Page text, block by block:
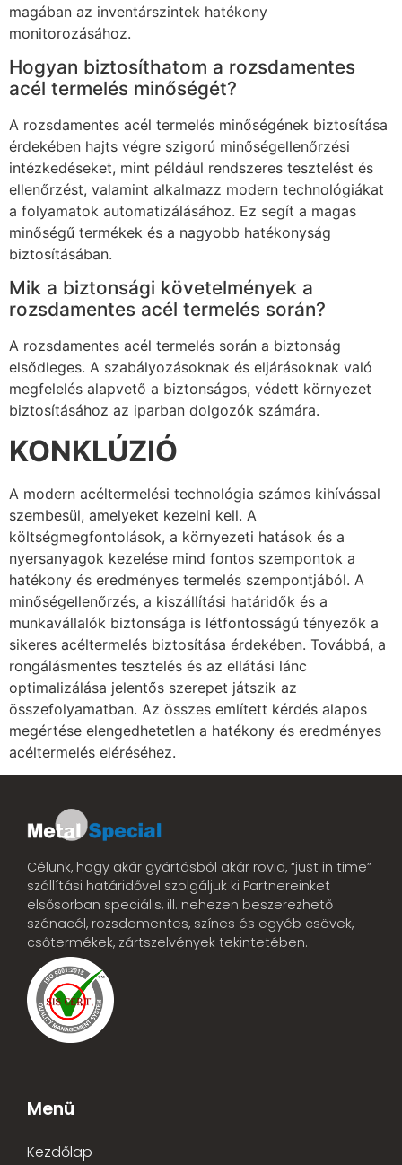
magában az inventárszintek hatékony
monitorozásához.
Hogyan biztosíthatom a rozsdamentes
acél termelés minőségét?
A rozsdamentes acél termelés minőségének biztosítása
érdekében hajts végre szigorú minőségellenőrzési
intézkedéseket, mint például rendszeres tesztelést és
ellenőrzést, valamint alkalmazz modern technológiákat
a folyamatok automatizálásához. Ez segít a magas
minőségű termékek és a nagyobb hatékonyság
biztosításában.
Mik a biztonsági követelmények a
rozsdamentes acél termelés során?
A rozsdamentes acél termelés során a biztonság
elsődleges. A szabályozásoknak és eljárásoknak való
megfelelés alapvető a biztonságos, védett környezet
biztosításához az iparban dolgozók számára.
KONKLÚZIÓ
A modern acéltermelési technológia számos kihívással
szembesül, amelyeket kezelni kell. A
költségmegfontolások, a környezeti hatások és a
nyersanyagok kezelése mind fontos szempontok a
hatékony és eredményes termelés szempontjából. A
minőségellenőrzés, a kiszállítási határidők és a
munkavállalók biztonsága is létfontosságú tényezők a
sikeres acéltermelés biztosítása érdekében. Továbbá, a
rongálásmentes tesztelés és az ellátási lánc
optimalizálása jelentős szerepet játszik az
összefolyamatban. Az összes említett kérdés alapos
megértése elengedhetetlen a hatékony és eredményes
acéltermelés eléréséhez.
Célunk, hogy akár gyártásból akár rövid, “just in time”
szállítási határidővel szolgáljuk ki Partnereinket
elsősorban speciális, ill. nehezen beszerezhető
szénacél, rozsdamentes, színes és egyéb csövek,
csőtermékek, zártszelvények tekintetében.
Menü
Kezdőlap